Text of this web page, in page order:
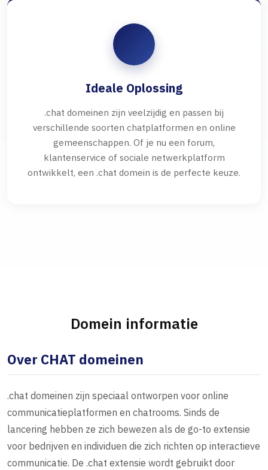
Ideale Oplossing
.chat domeinen zijn veelzijdig en passen bij
verschillende soorten chatplatformen en online
gemeenschappen. Of je nu een forum,
klantenservice of sociale netwerkplatform
ontwikkelt, een .chat domein is de perfecte keuze.
Domein informatie
Over CHAT domeinen
.chat domeinen zijn speciaal ontworpen voor online
communicatieplatformen en chatrooms. Sinds de
lancering hebben ze zich bewezen als de go-to extensie
voor bedrijven en individuen die zich richten op interactieve
communicatie. De .chat extensie wordt gebruikt door